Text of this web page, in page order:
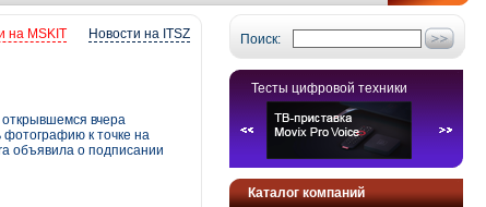
Поиск:
Тесты цифровой техники
Каталог компаний
Новости на ITSZ
на MSKIT
вчера
к точке на
объявила о подписании